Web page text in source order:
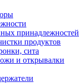
принадлежностей
продуктов
сита
и открывалки